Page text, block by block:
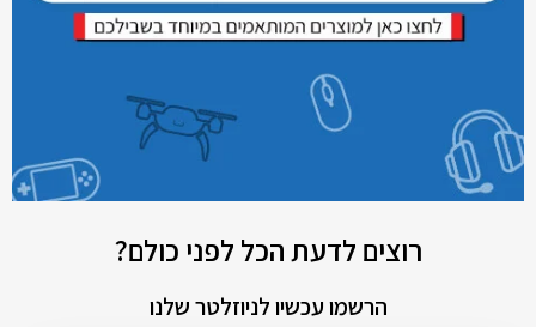
רוצים לדעת הכל לפני כולם?
הרשמו עכשיו לניוזלטר שלנו